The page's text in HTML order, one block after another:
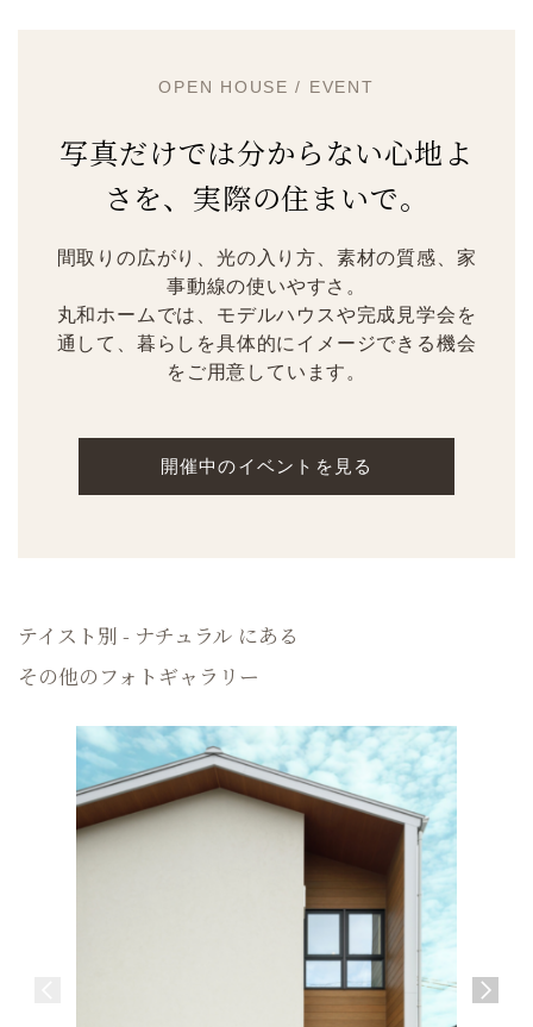
OPEN HOUSE / EVENT
写真だけでは分からない心地よ
さを、実際の住まいで。
間取りの広がり、光の入り方、素材の質感、家
事動線の使いやすさ。
丸和ホームでは、モデルハウスや完成見学会を
通して、暮らしを具体的にイメージできる機会
をご用意しています。
開催中のイベントを見る
テイスト別 - ナチュラル にある
その他のフォトギャラリー